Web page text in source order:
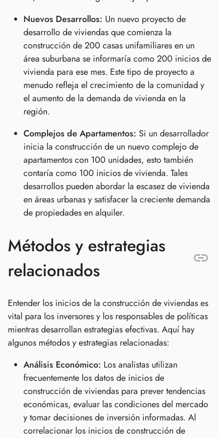
Nuevos Desarrollos: Un nuevo proyecto de
desarrollo de viviendas que comienza la
construcción de 200 casas unifamiliares en un
área suburbana se informaría como 200 inicios de
vivienda para ese mes. Este tipo de proyecto a
menudo refleja el crecimiento de la comunidad y
el aumento de la demanda de vivienda en la
región.
Complejos de Apartamentos: Si un desarrollador
inicia la construcción de un nuevo complejo de
apartamentos con 100 unidades, esto también
contaría como 100 inicios de vivienda. Tales
desarrollos pueden abordar la escasez de vivienda
en áreas urbanas y satisfacer la creciente demanda
de propiedades en alquiler.
Métodos y estrategias
relacionados
Entender los inicios de la construcción de viviendas es
vital para los inversores y los responsables de políticas
mientras desarrollan estrategias efectivas. Aquí hay
algunos métodos y estrategias relacionadas:
Análisis Económico: Los analistas utilizan
frecuentemente los datos de inicios de
construcción de viviendas para prever tendencias
económicas, evaluar las condiciones del mercado
y tomar decisiones de inversión informadas. Al
correlacionar los inicios de construcción de